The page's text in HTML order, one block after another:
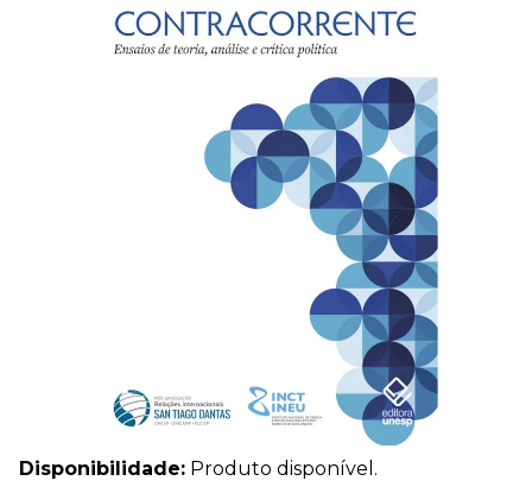
Disponibilidade: Produto disponível.